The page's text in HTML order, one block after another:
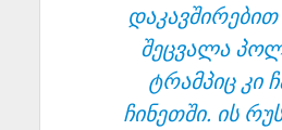
შეცვალა
ტრამპიც კი
ჩინეთში. ის